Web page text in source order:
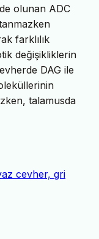
olunan ADC
farklılık
değişikliklerin
DAG ile
talamusda
cevher, gri